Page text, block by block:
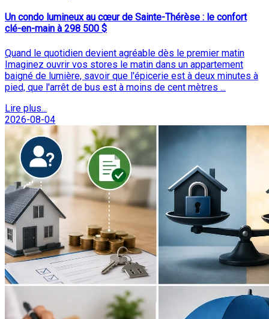
Un condo lumineux au cœur de Sainte-Thérèse : le confort
clé-en-main à 298 500 $
Quand le quotidien devient agréable dès le premier matin
Imaginez ouvrir vos stores le matin dans un appartement
baigné de lumière, savoir que l'épicerie est à deux minutes à
pied, que l'arrêt de bus est à moins de cent mètres ...
Lire plus...
2026-08-04